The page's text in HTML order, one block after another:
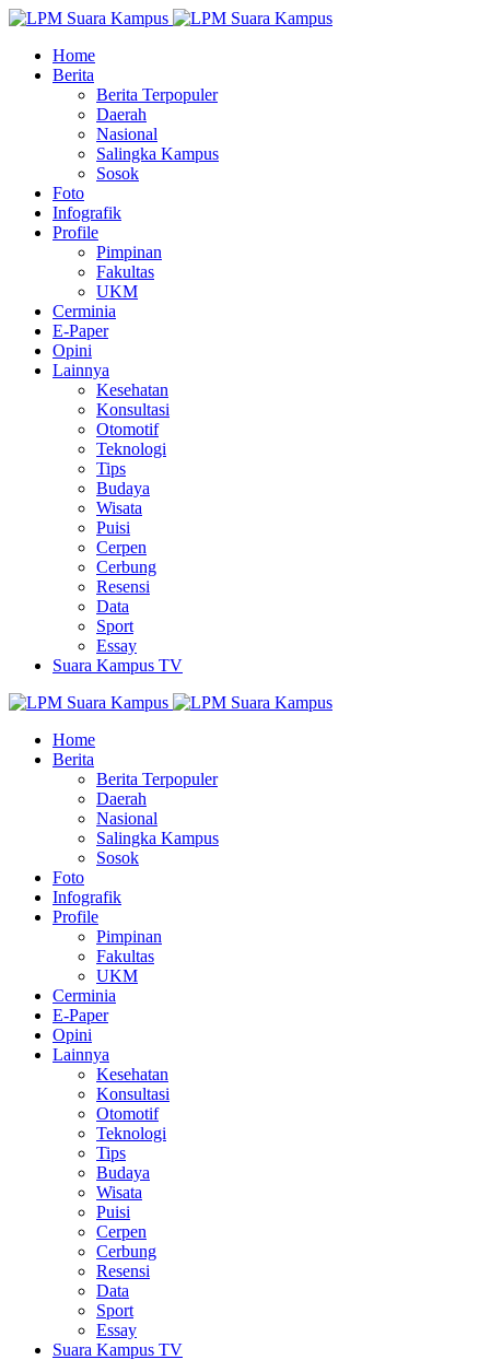
Home
Berita
Berita Terpopuler
Daerah
Nasional
Salingka Kampus
Sosok
Foto
Infografik
Profile
Pimpinan
Fakultas
UKM
Cerminia
E-Paper
Opini
Lainnya
Kesehatan
Konsultasi
Otomotif
Teknologi
Tips
Budaya
Wisata
Puisi
Cerpen
Cerbung
Resensi
Data
Sport
Essay
Suara Kampus TV
Home
Berita
Berita Terpopuler
Daerah
Nasional
Salingka Kampus
Sosok
Foto
Infografik
Profile
Pimpinan
Fakultas
UKM
Cerminia
E-Paper
Opini
Lainnya
Kesehatan
Konsultasi
Otomotif
Teknologi
Tips
Budaya
Wisata
Puisi
Cerpen
Cerbung
Resensi
Data
Sport
Essay
Suara Kampus TV